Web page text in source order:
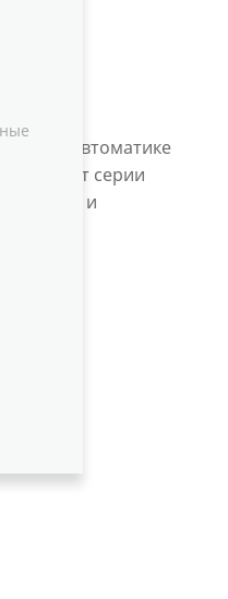
об автоматике
ворот серии
и